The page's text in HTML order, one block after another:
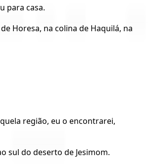
para casa.
Horesa, na colina de Haquilá, na
região, eu o encontrarei,
sul do deserto de Jesimom.